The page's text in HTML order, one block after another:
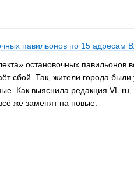
павильонов по 15
остановочных павильонов
сбой. Так, жители города
Как выяснила редакция VL.ru,
же заменят на новые.